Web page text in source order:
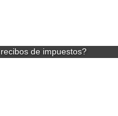
de impuestos?